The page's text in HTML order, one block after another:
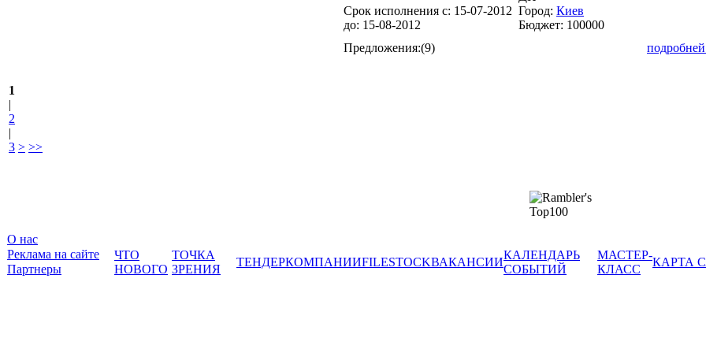
Срок исполнения с: 15-07-2012 Город: Киев
до: 15-08-2012 Бюджет: 100000
Предложения:(9)
1
|
2
|
3 > >>
О нас
Реклама на сайте
Партнеры
ЧТО
НОВОГО
ТОЧКА
ЗРЕНИЯ
ТЕНДЕРКОМПАНИИFILESTOCKВАКАНСИИ
КАЛЕНДАРЬ
СОБЫТИЙ
МАСТЕР-
КЛАСС
КАРТА